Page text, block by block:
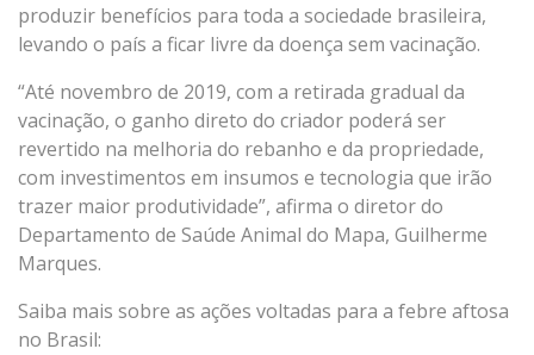
produzir benefícios para toda a sociedade brasileira,
levando o país a ficar livre da doença sem vacinação.
“Até novembro de 2019, com a retirada gradual da
vacinação, o ganho direto do criador poderá ser
revertido na melhoria do rebanho e da propriedade,
com investimentos em insumos e tecnologia que irão
trazer maior produtividade”, afirma o diretor do
Departamento de Saúde Animal do Mapa, Guilherme
Marques.
Saiba mais sobre as ações voltadas para a febre aftosa
no Brasil: